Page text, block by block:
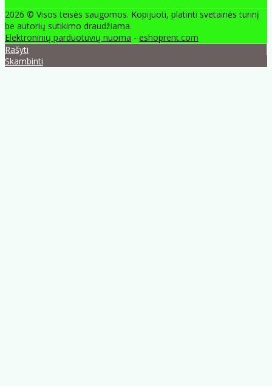
2026 © Visos teisės saugomos. Kopijuoti, platinti svetainės turinį
be autorių sutikimo draudžiama.
Elektroninių parduotuvių nuoma - eshoprent.com
Rašyti
Skambinti